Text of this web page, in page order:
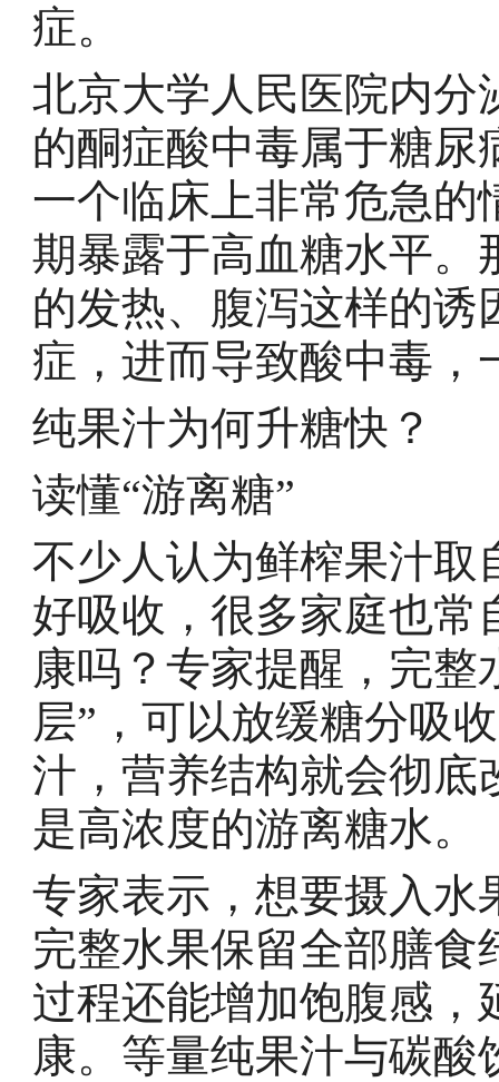
症。
北京大学人民医院内分
的酮症酸中毒属于糖
一个临床上非常危急的
期暴露于高血糖水平。
的发热、腹泻这样的
症，进而导致酸中毒，
纯果汁为何升糖快？
读懂“游离糖”
不少人认为鲜榨果汁取
好吸收，很多家庭也常
康吗？专家提醒，完整
层”，可以放缓糖分吸
汁，营养结构就会彻底
是高浓度的游离糖水。
专家表示，想要摄入水
完整水果保留全部膳
过程还能增加饱腹感，
康。等量纯果汁与碳